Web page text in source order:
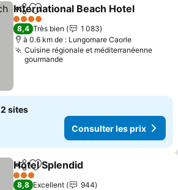
PartagerAjouter à mes favoris
International Beach Hotel
4 Étoiles
8,4 Très bien
1 083
à 0.6 km de : Lungomare Caorle
Cuisine régionale et méditerranéenne
gourmande
2 sites
Consulter les prix
PartagerAjouter à mes favoris
Hotel Splendid
3 Étoiles
8,8 Excellent
944